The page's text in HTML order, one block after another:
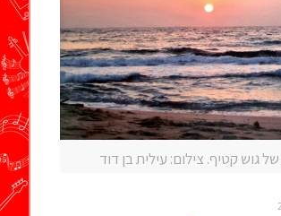
גוש קטיף. צילום: עילית בן דוד